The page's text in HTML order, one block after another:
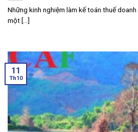
Những kinh nghiệm làm kế toán thuế
một [...]
11
Th10